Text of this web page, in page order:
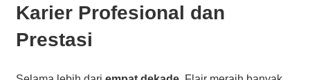
Karier Profesional dan
Prestasi